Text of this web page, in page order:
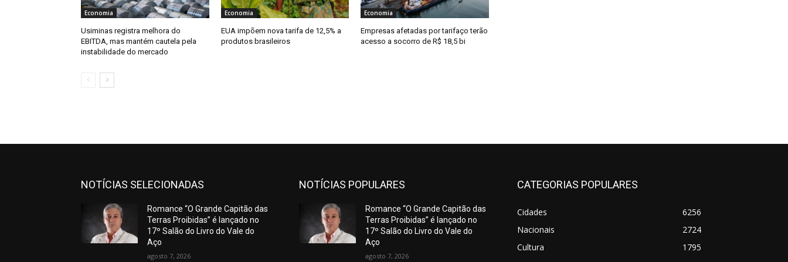
Economia
Usiminas registra melhora do
EBITDA, mas mantém cautela pela
instabilidade do mercado
Economia
EUA impõem nova tarifa de 12,5% a
produtos brasileiros
Economia
Empresas afetadas por tarifaço terão
acesso a socorro de R$ 18,5 bi
NOTÍCIAS SELECIONADAS
Romance “O Grande Capitão das
Terras Proibidas” é lançado no
17º Salão do Livro do Vale do
Aço
agosto 7, 2026
NOTÍCIAS POPULARES
Romance “O Grande Capitão das
Terras Proibidas” é lançado no
17º Salão do Livro do Vale do
Aço
agosto 7, 2026
CATEGORIAS POPULARES
Cidades
6256
Nacionais
2724
Cultura
1795